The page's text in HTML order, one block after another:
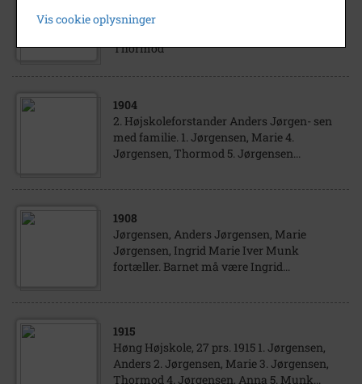
kvinder. 2. Jørgensen, Anders 3. Jørgensen,
Thormod
1904
2. Højskoleforstander Anders Jørgen- sen
med familie. 1. Jørgensen, Marie 4.
Jørgensen, Thormod 5. Jørgensen...
1908
Jørgensen, Anders Jørgensen, Marie
Jørgensen, Ingrid Marie Iver Munk
fortæller. Barnet må være Ingrid...
1915
Høng Højskole, 27 prs. 1915 1. Jørgensen,
Anders 2. Jørgensen, Marie 3. Jørgensen,
Thormod 4. Jørgensen, Anna 5. Munk...
Vis cookie oplysninger